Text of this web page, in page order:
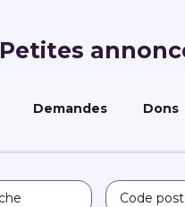
Petites
Demandes Dons